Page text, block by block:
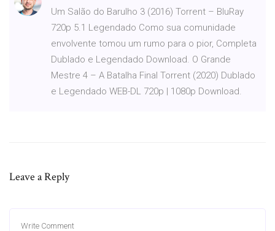
Um Salão do Barulho 3 (2016) Torrent – BluRay
720p 5.1 Legendado Como sua comunidade
envolvente tomou um rumo para o pior, Completa
Dublado e Legendado Download. O Grande
Mestre 4 – A Batalha Final Torrent (2020) Dublado
e Legendado WEB-DL 720p | 1080p Download.
Leave a Reply